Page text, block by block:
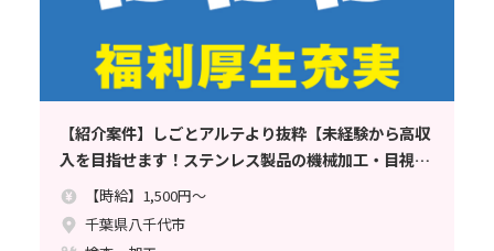
【紹介案件】しごとアルテより抜粋【未経験から高収
入を目指せます！ステンレス製品の機械加工・目視検
査など】時給1500円//寮完備/土日休み/月収例33.7万
円でしっかり稼げる♪
【時給】1,500円～
千葉県八千代市